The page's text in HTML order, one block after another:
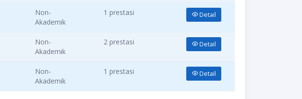
Non-
Akademik
1 prestasi Detail
Non-
Akademik
2 prestasi Detail
Non-
Akademik
1 prestasi Detail